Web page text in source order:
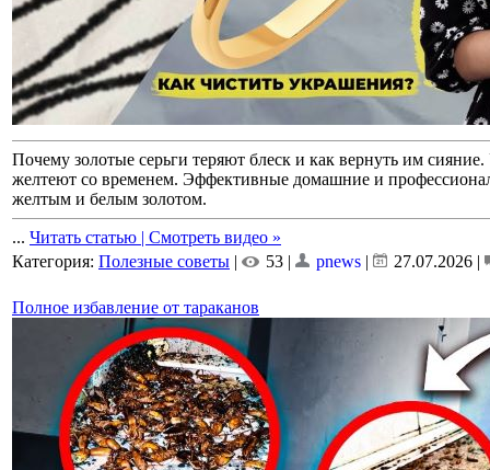
Почему золотые серьги теряют блеск и как вернуть им
желтеют со временем. Эффективные домашние и
желтым и белым золотом.
... Читать статью | Смотреть видео »
Категория: Полезные советы | 53 | pnews | 27.07.2026 |
Полное избавление от тараканов